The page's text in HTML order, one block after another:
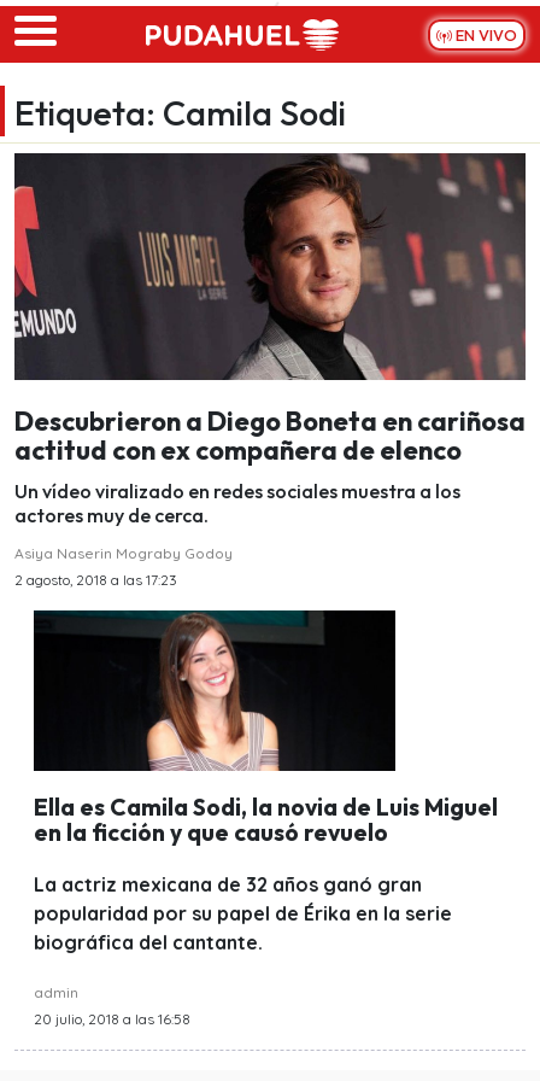
Skip to main content
EN VIVO
Etiqueta: Camila Sodi
Descubrieron a Diego Boneta en cariñosa
actitud con ex compañera de elenco
Un vídeo viralizado en redes sociales muestra a los
actores muy de cerca.
Asiya Naserin Mograby Godoy
2 agosto, 2018 a las 17:23
Ella es Camila Sodi, la novia de Luis Miguel
en la ficción y que causó revuelo
La actriz mexicana de 32 años ganó gran
popularidad por su papel de Érika en la serie
biográfica del cantante.
admin
20 julio, 2018 a las 16:58